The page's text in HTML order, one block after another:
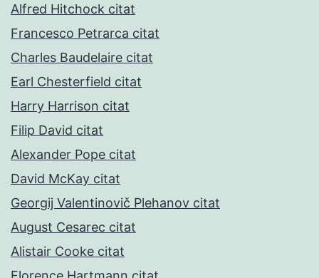
Alfred Hitchock citat
Francesco Petrarca citat
Charles Baudelaire citat
Earl Chesterfield citat
Harry Harrison citat
Filip David citat
Alexander Pope citat
David McKay citat
Georgij Valentinovič Plehanov citat
August Cesarec citat
Alistair Cooke citat